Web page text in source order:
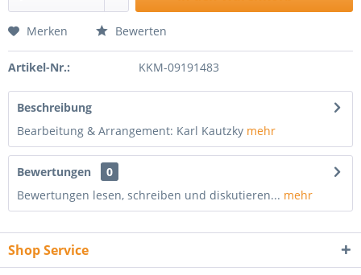
Merken Bewerten
Artikel-Nr.: KKM-09191483
Beschreibung
Bearbeitung & Arrangement: Karl Kautzky mehr
Bewertungen
0
Bewertungen lesen, schreiben und diskutieren... mehr
Shop Service